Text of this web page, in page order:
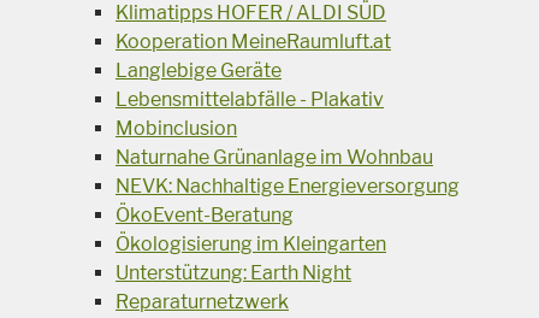
Klimatipps HOFER / ALDI SÜD
Kooperation MeineRaumluft.at
Langlebige Geräte
Lebensmittelabfälle - Plakativ
Mobinclusion
Naturnahe Grünanlage im Wohnbau
NEVK: Nachhaltige Energieversorgung
ÖkoEvent-Beratung
Ökologisierung im Kleingarten
Unterstützung: Earth Night
Reparaturnetzwerk